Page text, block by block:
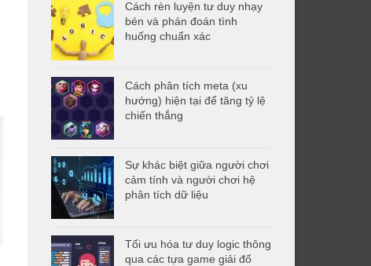
Cách rèn luyện tư duy nhạy
bén và phán đoán tình
huống chuẩn xác
Cách phân tích meta (xu
hướng) hiện tại để tăng tỷ lệ
chiến thắng
Sự khác biệt giữa người chơi
cảm tính và người chơi hệ
phân tích dữ liệu
Tối ưu hóa tư duy logic thông
qua các tựa game giải đố